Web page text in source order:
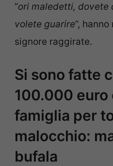
“ori maledetti, dovete
volete guarire“,
signore raggirate.
Si sono fatte
100.000
famiglia per
malocchio:
bufala